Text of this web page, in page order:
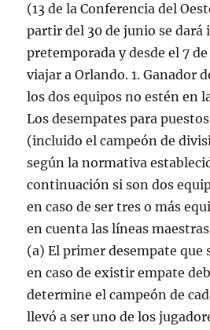
(13 de la Conferencia del
partir del 30 de junio se dará
pretemporada y desde el 7
viajar a Orlando. 1. Ganador
los dos equipos no estén en
Los desempates para
(incluido el campeón de
según la normativa
continuación si son dos
en caso de ser tres o más
en cuenta las líneas
(a) El primer desempate que
en caso de existir empate
determine el campeón de
llevó a ser uno de los